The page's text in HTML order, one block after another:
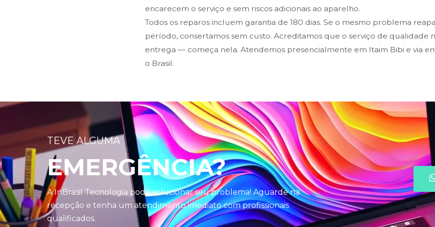
encarecem o serviço e sem riscos adicionais ao aparelho.
Todos os reparos incluem garantia de 180 dias. Se o mesmo problema
período, consertamos sem custo. Acreditamos que o serviço de qualidade
entrega — começa nela. Atendemos presencialmente em Itaim Bibi e via
o Brasil.
TEVE ALGUMA
EMERGÊNCIA?
A InBrasil Tecnologia pode solucionar seu problema! Aguarde na
recepção e tenha um atendimento imediato com profissionais
qualificados.